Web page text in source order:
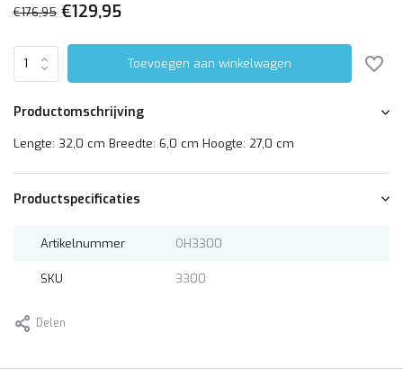
€176,95 €129,95
Toevoegen aan winkelwagen
Productomschrijving
Lengte: 32,0 cm Breedte: 6,0 cm Hoogte: 27,0 cm
Productspecificaties
Artikelnummer OH3300
SKU 3300
Delen